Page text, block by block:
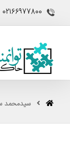
02166977800
سیدمحمد